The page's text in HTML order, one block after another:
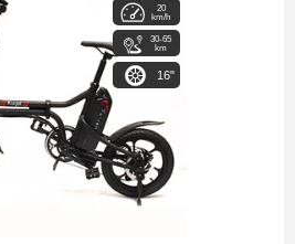
20
km/h
30-65
km
16"